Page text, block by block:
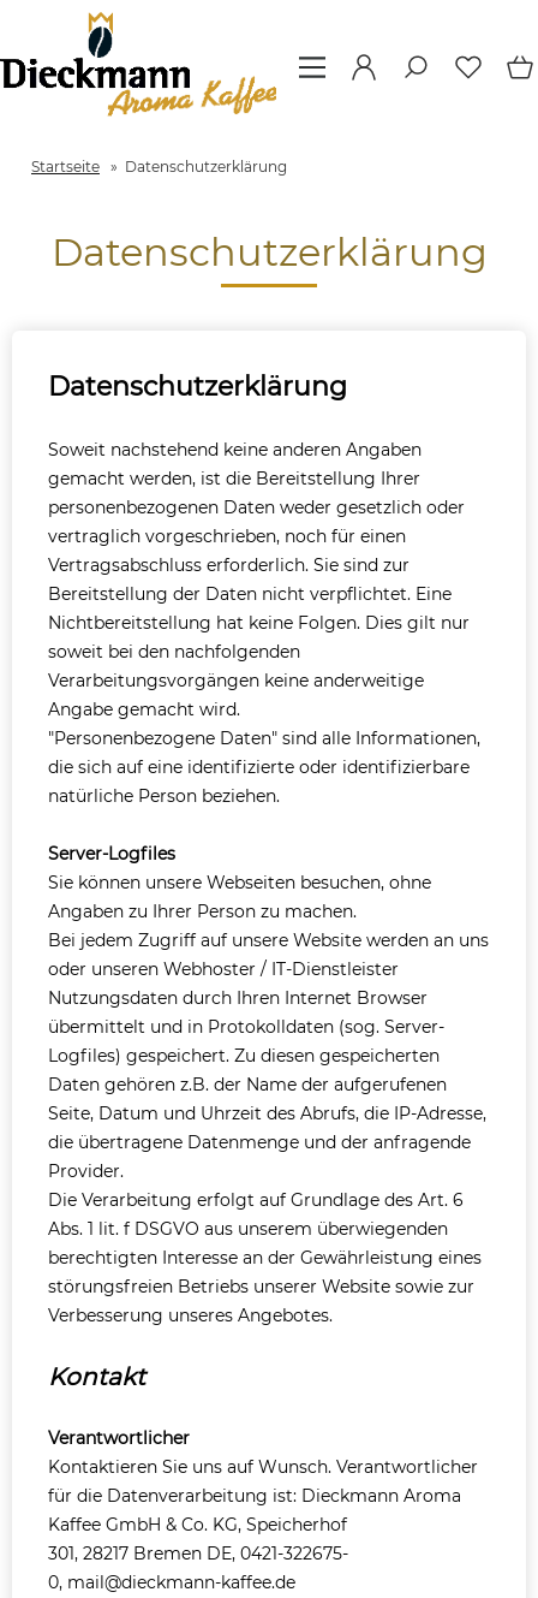
Startseite » Datenschutzerklärung
Datenschutzerklärung
Datenschutzerklärung
Soweit nachstehend keine anderen Angaben
gemacht werden, ist die Bereitstellung Ihrer
personenbezogenen Daten weder gesetzlich oder
vertraglich vorgeschrieben, noch für einen
Vertragsabschluss erforderlich. Sie sind zur
Bereitstellung der Daten nicht verpflichtet. Eine
Nichtbereitstellung hat keine Folgen. Dies gilt nur
soweit bei den nachfolgenden
Verarbeitungsvorgängen keine anderweitige
Angabe gemacht wird.
"Personenbezogene Daten" sind alle Informationen,
die sich auf eine identifizierte oder identifizierbare
natürliche Person beziehen.
Server-Logfiles
Sie können unsere Webseiten besuchen, ohne
Angaben zu Ihrer Person zu machen.
Bei jedem Zugriff auf unsere Website werden an uns
oder unseren Webhoster / IT-Dienstleister
Nutzungsdaten durch Ihren Internet Browser
übermittelt und in Protokolldaten (sog. Server-
Logfiles) gespeichert. Zu diesen gespeicherten
Daten gehören z.B. der Name der aufgerufenen
Seite, Datum und Uhrzeit des Abrufs, die IP-Adresse,
die übertragene Datenmenge und der anfragende
Provider.
Die Verarbeitung erfolgt auf Grundlage des Art. 6
Abs. 1 lit. f DSGVO aus unserem überwiegenden
berechtigten Interesse an der Gewährleistung eines
störungsfreien Betriebs unserer Website sowie zur
Verbesserung unseres Angebotes.
Kontakt
Verantwortlicher
Kontaktieren Sie uns auf Wunsch. Verantwortlicher
für die Datenverarbeitung ist: Dieckmann Aroma
Kaffee GmbH & Co. KG, Speicherhof
301, 28217 Bremen DE, 0421-322675-
0, mail@dieckmann-kaffee.de